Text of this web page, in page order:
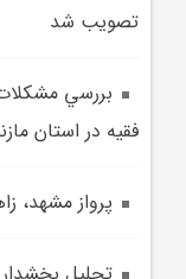
تصويب شد
بررسي
فقيه در استان
پرواز مشهد،